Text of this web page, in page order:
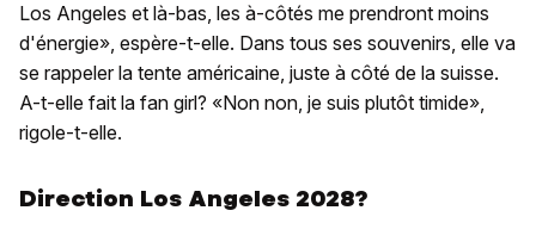
Los Angeles et là-bas, les à-côtés me prendront moins
d'énergie», espère-t-elle. Dans tous ses souvenirs, elle va
se rappeler la tente américaine, juste à côté de la suisse.
A-t-elle fait la fan girl? «Non non, je suis plutôt timide»,
rigole-t-elle.
Direction Los Angeles 2028?